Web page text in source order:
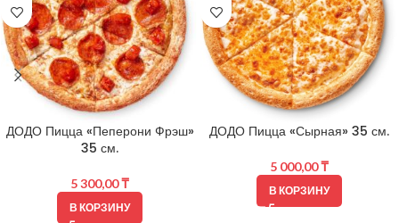
ДОДО Пицца «Пеперони Фрэш»
35 см.
5 300,00₸
В КОРЗИНУ
ДОДО Пицца «Сырная» 35 см.
5 000,00₸
В КОРЗИНУ